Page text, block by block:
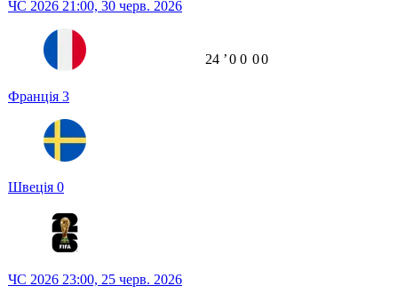
ЧС 2026 21:00, 30 черв. 2026
Франція 3
Швеція 0
24 ʼ0 0 00
ЧС 2026 23:00, 25 черв. 2026